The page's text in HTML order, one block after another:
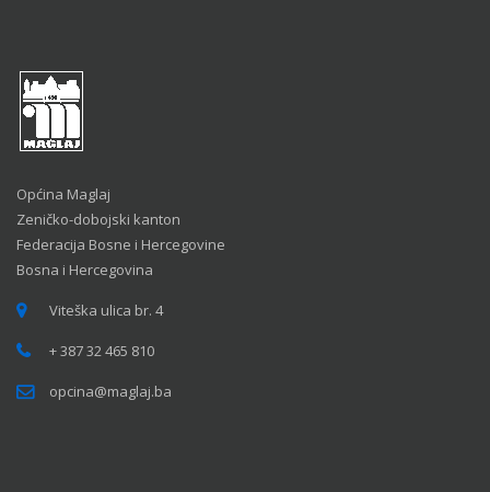
Općina Maglaj
Zeničko-dobojski kanton
Federacija Bosne i Hercegovine
Bosna i Hercegovina
Viteška ulica br. 4
+ 387 32 465 810
opcina@maglaj.ba